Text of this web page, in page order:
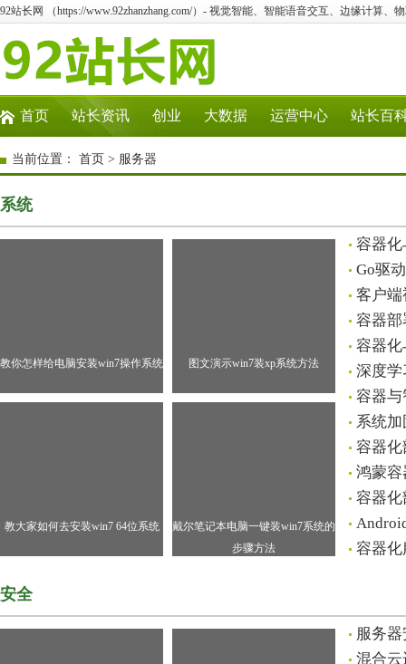
92站长网 （https://www.92zhanzhang.com/）- 视觉智能、智能语音交互、边缘计算、
首页 站长资讯 创业 大数据 运营中心 站长百
当前位置： 首页 > 服务器
系统
教你怎样给电脑安装win7操作系统 图文演示win7装xp系统方法
教大家如何去安装win7 64位系统
戴尔笔记本电脑一键装win7系统的
步骤方法
容器
Go驱
客户
容器
容器
深度学
容器
系统
容器
鸿蒙
容器
容器
安全
服务
混合